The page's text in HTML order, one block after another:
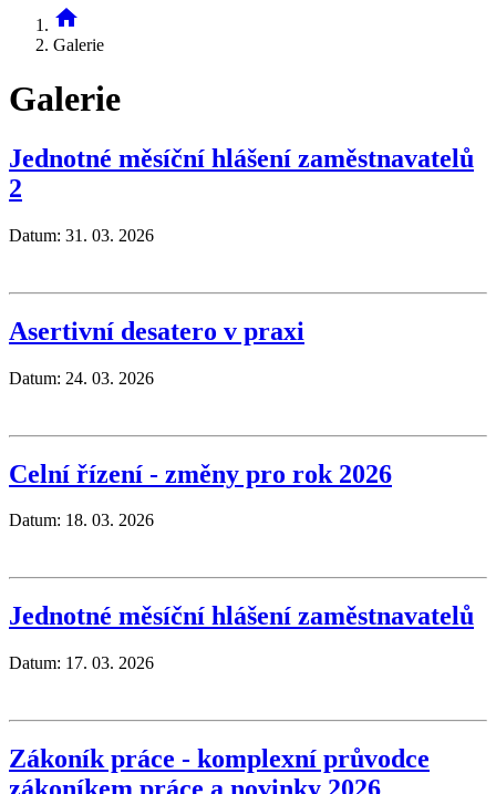
home
Galerie
Galerie
Jednotné měsíční hlášení zaměstnavatelů
2
Datum: 31. 03. 2026
Asertivní desatero v praxi
Datum: 24. 03. 2026
Celní řízení - změny pro rok 2026
Datum: 18. 03. 2026
Jednotné měsíční hlášení zaměstnavatelů
Datum: 17. 03. 2026
Zákoník práce - komplexní průvodce